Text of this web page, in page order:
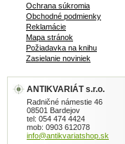
Ochrana súkromia
Obchodné podmienky
Reklamácie
Mapa stránok
Požiadavka na knihu
Zasielanie noviniek
ANTIKVARIÁT s.r.o.
Radničné námestie 46
08501 Bardejov
tel: 054 474 4424
mob: 0903 612078
info@antikvariatshop.sk